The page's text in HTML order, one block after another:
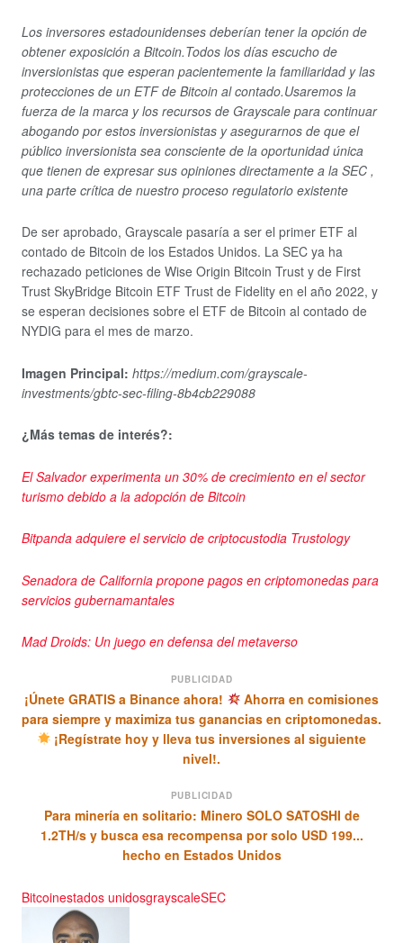
Los inversores estadounidenses deberían tener la opción de
obtener exposición a Bitcoin.Todos los días escucho de
inversionistas que esperan pacientemente la familiaridad y las
protecciones de un ETF de Bitcoin al contado.Usaremos la
fuerza de la marca y los recursos de Grayscale para continuar
abogando por estos inversionistas y asegurarnos de que el
público inversionista sea consciente de la oportunidad única
que tienen de expresar sus opiniones directamente a la SEC ,
una parte crítica de nuestro proceso regulatorio existente
De ser aprobado, Grayscale pasaría a ser el primer ETF al
contado de Bitcoin de los Estados Unidos. La SEC ya ha
rechazado peticiones de Wise Origin Bitcoin Trust y de First
Trust SkyBridge Bitcoin ETF Trust de Fidelity en el año 2022, y
se esperan decisiones sobre el ETF de Bitcoin al contado de
NYDIG para el mes de marzo.
Imagen Principal: https://medium.com/grayscale-
investments/gbtc-sec-filing-8b4cb229088
¿Más temas de interés?:
El Salvador experimenta un 30% de crecimiento en el sector
turismo debido a la adopción de Bitcoin
Bitpanda adquiere el servicio de criptocustodia Trustology
Senadora de California propone pagos en criptomonedas para
servicios gubernamantales
Mad Droids: Un juego en defensa del metaverso
PUBLICIDAD
¡Únete GRATIS a Binance ahora!
Ahorra en comisiones
para siempre y maximiza tus ganancias en criptomonedas.
¡Regístrate hoy y lleva tus inversiones al siguiente
nivel!.
PUBLICIDAD
Para minería en solitario: Minero SOLO SATOSHI de
1.2TH/s y busca esa recompensa por solo USD 199...
hecho en Estados Unidos
Bitcoinestados unidosgrayscaleSEC